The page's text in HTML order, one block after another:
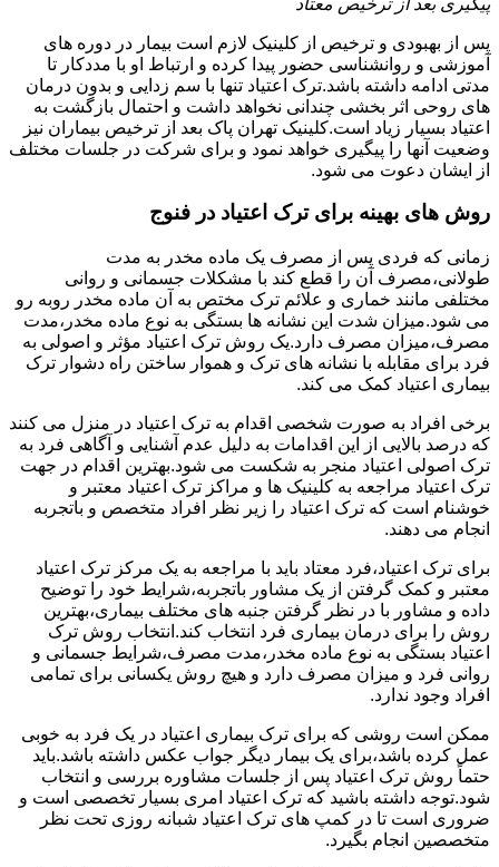
پس از بهبودی و ترخیص از کلینیک لازم است بیمار در دوره های
آموزشی و روانشناسی حضور پیدا کرده و ارتباط او با مددکار تا
مدتی ادامه داشته باشد.ترک اعتیاد تنها با سم زدایی و بدون درمان
های روحی اثر بخشی چندانی نخواهد داشت و احتمال بازگشت به
اعتیاد بسیار زیاد است.کلینیک تهران پاک بعد از ترخیص بیماران نیز
وضعیت آنها را پیگیری خواهد نمود و برای شرکت در جلسات مختلف
از ایشان دعوت می شود.
روش های بهینه برای ترک اعتیاد در فنوج
زمانی که فردی پس از مصرف یک ماده مخدر به مدت
طولانی،مصرف آن را قطع کند با مشکلات جسمانی و روانی
مختلفی مانند خماری و علائم ترک مختص به آن ماده مخدر روبه رو
می شود.میزان شدت این نشانه ها بستگی به نوع ماده مخدر،مدت
مصرف،میزان مصرف دارد.یک روش ترک اعتیاد مؤثر و اصولی به
فرد برای مقابله با نشانه های ترک و هموار ساختن راه دشوار ترک
بیماری اعتیاد کمک می کند.
برخی افراد به صورت شخصی اقدام به ترک اعتیاد در منزل می کنند
که درصد بالایی از این اقدامات به دلیل عدم آشنایی و آگاهی فرد به
ترک اصولی اعتیاد منجر به شکست می شود.بهترین اقدام در جهت
ترک اعتیاد مراجعه به کلینیک ها و مراکز ترک اعتیاد معتبر و
خوشنام است که ترک اعتیاد را زیر نظر افراد متخصص و باتجربه
انجام می دهند.
برای ترک اعتیاد،فرد معتاد باید با مراجعه به یک مرکز ترک اعتیاد
معتبر و کمک گرفتن از یک مشاور باتجربه،شرایط خود را توضیح
داده و مشاور با در نظر گرفتن جنبه های مختلف بیماری،بهترین
روش را برای درمان بیماری فرد انتخاب کند.انتخاب روش ترک
اعتیاد بستگی به نوع ماده مخدر،مدت مصرف،شرایط جسمانی و
روانی فرد و میزان مصرف دارد و هیچ روش یکسانی برای تمامی
افراد وجود ندارد.
ممکن است روشی که برای ترک بیماری اعتیاد در یک فرد به خوبی
عمل کرده باشد،برای یک بیمار دیگر جواب عکس داشته باشد.باید
حتماً روش ترک اعتیاد پس از جلسات مشاوره بررسی و انتخاب
شود.توجه داشته باشید که ترک اعتیاد امری بسیار تخصصی است و
ضروری است تا در کمپ های ترک اعتیاد شبانه روزی تحت نظر
متخصصین انجام بگیرد.